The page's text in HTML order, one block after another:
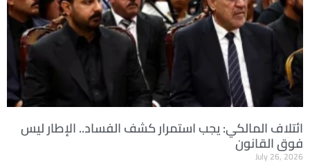
ائتلاف المالكي: يجب استمرار كشف الفساد.. الإطار ليس
فوق القانون
July 26, 2026